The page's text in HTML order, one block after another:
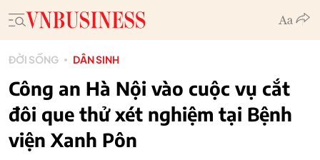
ĐỜI SỐNG DÂN SINH
Công an Hà Nội vào cuộc vụ cắt
đôi que thử xét nghiệm tại Bệnh
viện Xanh Pôn